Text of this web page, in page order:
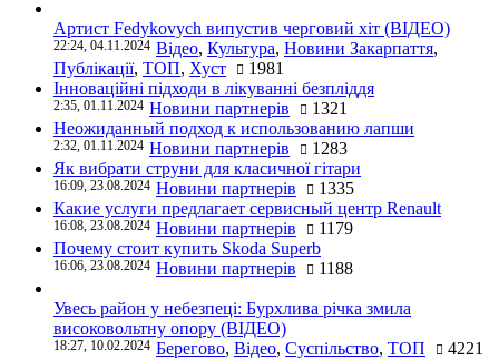
Артист Fedykovych випустив черговий хіт (ВІДЕО)
22:24, 04.11.2024 Відео, Культура, Новини Закарпаття,
Публікації, ТОП, Хуст
1981
Інноваційні підходи в лікуванні безпліддя
2:35, 01.11.2024 Новини партнерів
1321
Неожиданный подход к использованию лапши
2:32, 01.11.2024 Новини партнерів
1283
Як вибрати струни для класичної гітари
16:09, 23.08.2024 Новини партнерів
1335
Какие услуги предлагает сервисный центр Renault
16:08, 23.08.2024 Новини партнерів
1179
Почему стоит купить Skoda Superb
16:06, 23.08.2024 Новини партнерів 1188
Увесь район у небезпеці: Бурхлива річка змила
високовольтну опору (ВІДЕО)
18:27, 10.02.2024 Берегово, Відео, Суспільство, ТОП 4221